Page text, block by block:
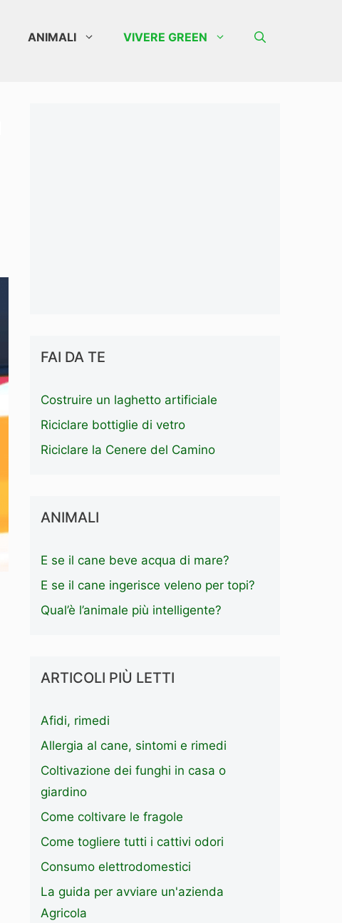
ANIMALI VIVERE GREEN
FAI DA TE
Costruire un laghetto artificiale
Riciclare bottiglie di vetro
Riciclare la Cenere del Camino
ANIMALI
E se il cane beve acqua di mare?
E se il cane ingerisce veleno per topi?
Qual’è l’animale più intelligente?
ARTICOLI PIÙ LETTI
Afidi, rimedi
Allergia al cane, sintomi e rimedi
Coltivazione dei funghi in casa o
giardino
Come coltivare le fragole
Come togliere tutti i cattivi odori
Consumo elettrodomestici
La guida per avviare un'azienda
Agricola